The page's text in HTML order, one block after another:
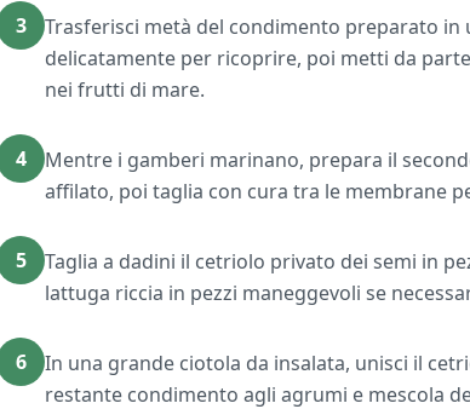
3
Trasferisci metà del condimento preparato
delicatamente per ricoprire, poi metti da
nei frutti di mare.
4
Mentre i gamberi marinano, prepara il
affilato, poi taglia con cura tra le membrane
5
Taglia a dadini il cetriolo privato dei semi in
lattuga riccia in pezzi maneggevoli se
6
In una grande ciotola da insalata, unisci il
restante condimento agli agrumi e mescola